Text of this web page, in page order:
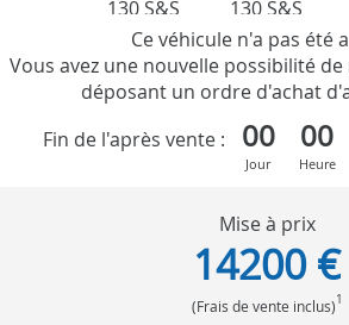
Ce véhicule n'a pas été
Vous avez une nouvelle possibilité
déposant un ordre d'achat
Fin de l'après vente :
00
Jour
00
Heure
Mise à prix
14200 €
(Frais de vente inclus)1